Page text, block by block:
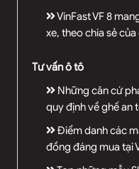
VinFast VF 8
xe, theo chia sẻ
Tư vấn ô tô
Những căn cứ
quy định về ghế an
Điểm danh các
đồng đáng mua tại